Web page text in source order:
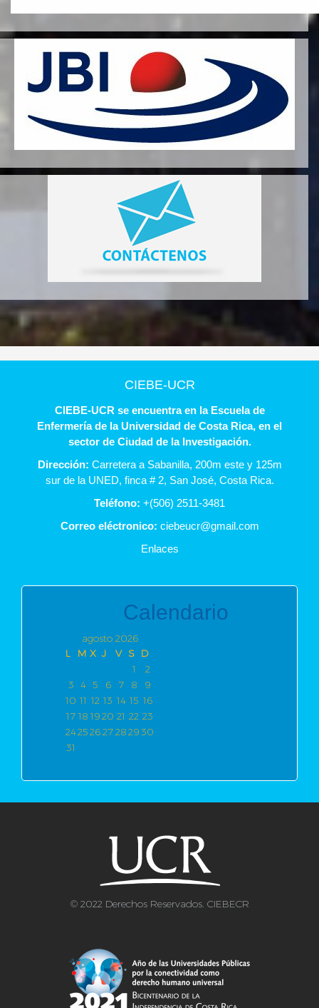
CIEBE-UCR
CIEBE-UCR se encuentra en la Escuela de
Enfermería de la Universidad de Costa Rica, en el
sector de Ciudad de la Investigación.
Dirección: Carretera a Sabanilla, 200m este y 125m
sur de la UNED, finca # 2, San José, Costa Rica.
Teléfono: +(506) 2511-3481
Correo eléctronico: ciebeucr@gmail.com
Enlaces
Calendario
agosto 2026
L
M X J V S D
1
2
3 4 5 6 7 8
9
10 11 12 13 14 15 16
17 18 1920 21 22 23
24252627282930
31
© 2022 Derechos Reservados. CIEBECR